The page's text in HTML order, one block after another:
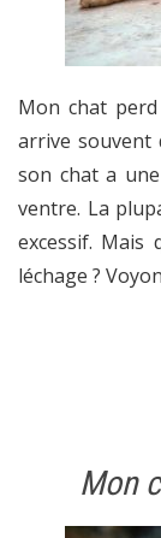
Mon chat
arrive souvent
son chat a
ventre. La
excessif. Mais
léchage ?
Mon